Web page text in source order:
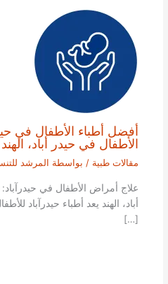
أفضل أطباء الأطفال في
الأطفال في حيدر أباد، الهند
مقالات طبية / بواسطة المرشد
علاج أمراض الأطفال في
أباد، الهند يعد أطباء حيدرآباد
[…]